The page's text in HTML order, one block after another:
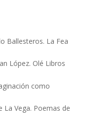
Ballesteros. La Fea
López. Olé Libros
como
La Vega. Poemas de